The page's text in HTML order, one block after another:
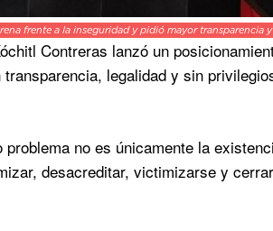
frente a la inseguridad y pidió mayor transparencia
Contreras lanzó un
legalidad y sin
no es únicamente la
desacreditar, victimizarse y